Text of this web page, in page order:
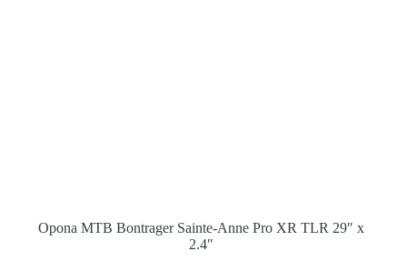
Opona MTB Bontrager Sainte-Anne Pro XR TLR 29″ x
2.4″